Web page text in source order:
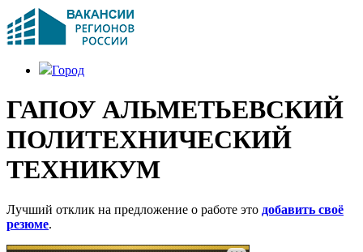
Город
ГАПОУ АЛЬМЕТЬЕВСКИЙ
ПОЛИТЕХНИЧЕСКИЙ
ТЕХНИКУМ
Лучший отклик на предложение о работе это добавить своё
резюме.